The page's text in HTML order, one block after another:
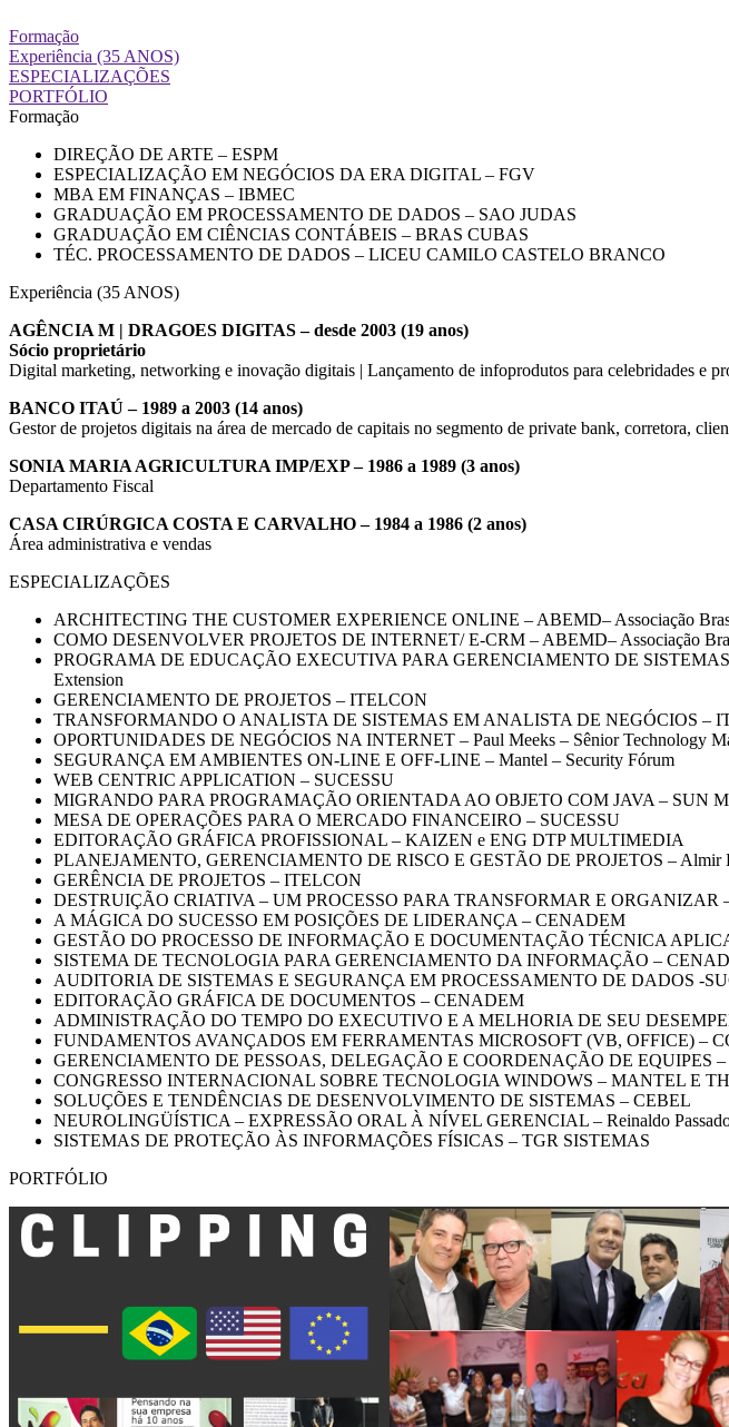
Formação
Experiência (35 ANOS)
ESPECIALIZAÇÕES
PORTFÓLIO
Formação
DIREÇÃO DE ARTE – ESPM
ESPECIALIZAÇÃO EM NEGÓCIOS DA ERA DIGITAL – FGV
MBA EM FINANÇAS – IBMEC
GRADUAÇÃO EM PROCESSAMENTO DE DADOS – SAO JUDAS
GRADUAÇÃO EM CIÊNCIAS CONTÁBEIS – BRAS CUBAS
TÉC. PROCESSAMENTO DE DADOS – LICEU CAMILO CASTELO BRANCO
Experiência (35 ANOS)
AGÊNCIA M | DRAGOES DIGITAS – desde 2003 (19 anos)
Sócio proprietário
Digital marketing, networking e inovação digitais | Lançamento de infoprodutos para celebridades e
BANCO ITAÚ – 1989 a 2003 (14 anos)
Gestor de projetos digitais na área de mercado de capitais no segmento de private bank, corretora,
SONIA MARIA AGRICULTURA IMP/EXP – 1986 a 1989 (3 anos)
Departamento Fiscal
CASA CIRÚRGICA COSTA E CARVALHO – 1984 a 1986 (2 anos)
Área administrativa e vendas
ESPECIALIZAÇÕES
ARCHITECTING THE CUSTOMER EXPERIENCE ONLINE – ABEMD– Associação
COMO DESENVOLVER PROJETOS DE INTERNET/ E-CRM – ABEMD– Associação
PROGRAMA DE EDUCAÇÃO EXECUTIVA PARA GERENCIAMENTO DE
Extension
GERENCIAMENTO DE PROJETOS – ITELCON
TRANSFORMANDO O ANALISTA DE SISTEMAS EM ANALISTA DE NEGÓCIOS –
OPORTUNIDADES DE NEGÓCIOS NA INTERNET – Paul Meeks – Sênior Technology
SEGURANÇA EM AMBIENTES ON-LINE E OFF-LINE – Mantel – Security Fórum
WEB CENTRIC APPLICATION – SUCESSU
MIGRANDO PARA PROGRAMAÇÃO ORIENTADA AO OBJETO COM JAVA – SUN
MESA DE OPERAÇÕES PARA O MERCADO FINANCEIRO – SUCESSU
EDITORAÇÃO GRÁFICA PROFISSIONAL – KAIZEN e ENG DTP MULTIMEDIA
PLANEJAMENTO, GERENCIAMENTO DE RISCO E GESTÃO DE PROJETOS – Almir
GERÊNCIA DE PROJETOS – ITELCON
DESTRUIÇÃO CRIATIVA – UM PROCESSO PARA TRANSFORMAR E ORGANIZAR –
A MÁGICA DO SUCESSO EM POSIÇÕES DE LIDERANÇA – CENADEM
GESTÃO DO PROCESSO DE INFORMAÇÃO E DOCUMENTAÇÃO TÉCNICA
SISTEMA DE TECNOLOGIA PARA GERENCIAMENTO DA INFORMAÇÃO –
AUDITORIA DE SISTEMAS E SEGURANÇA EM PROCESSAMENTO DE DADOS -
EDITORAÇÃO GRÁFICA DE DOCUMENTOS – CENADEM
ADMINISTRAÇÃO DO TEMPO DO EXECUTIVO E A MELHORIA DE SEU
FUNDAMENTOS AVANÇADOS EM FERRAMENTAS MICROSOFT (VB, OFFICE) –
GERENCIAMENTO DE PESSOAS, DELEGAÇÃO E COORDENAÇÃO DE EQUIPES
CONGRESSO INTERNACIONAL SOBRE TECNOLOGIA WINDOWS – MANTEL E
SOLUÇÕES E TENDÊNCIAS DE DESENVOLVIMENTO DE SISTEMAS – CEBEL
NEUROLINGÜÍSTICA – EXPRESSÃO ORAL À NÍVEL GERENCIAL – Reinaldo
SISTEMAS DE PROTEÇÃO ÀS INFORMAÇÕES FÍSICAS – TGR SISTEMAS
PORTFÓLIO